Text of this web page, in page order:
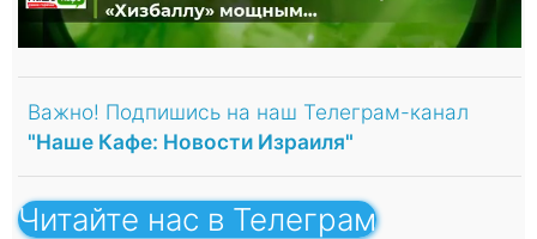
Важно! Подпишись на наш Телеграм-канал
"Наше Кафе: Новости Израиля"
Читайте нас в Телеграм